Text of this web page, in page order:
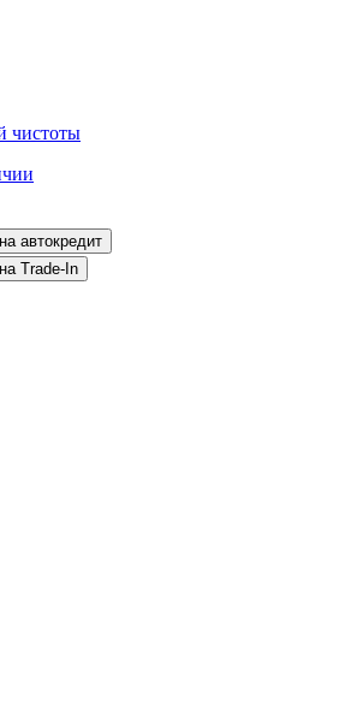
чистоты
на автокредит
на Trade-In